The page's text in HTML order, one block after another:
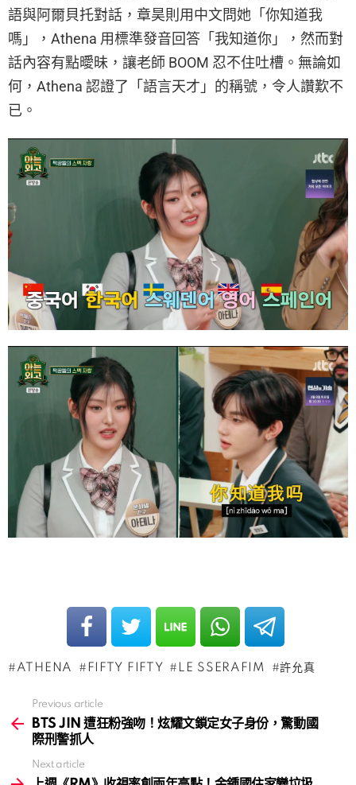
語與阿爾貝托對話，章昊則用中文問她「你知道我
嗎」，Athena 用標準發音回答「我知道你」，然而對
話內容有點曖昧，讓老師 BOOM 忍不住吐槽。無論如
何，Athena 認證了「語言天才」的稱號，令人讚歎不
已。
ATHENA FIFTY FIFTY LE SSERAFIM 許允真
more
Previous article
BTS JIN 遭狂粉強吻！炫耀文鎖定女子身份，驚動國
際刑警抓人
Next article